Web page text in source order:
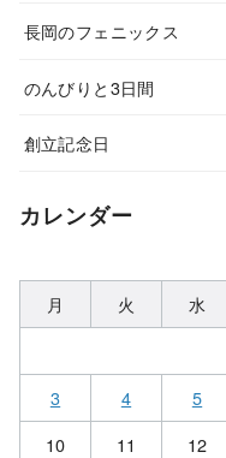
長岡のフェニックス
のんびりと3日間
創立記念日
カレンダー
月 火 水
3
4 5
10
11 12